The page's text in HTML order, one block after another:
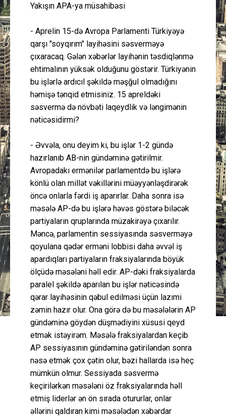
Yakışın APA-ya müsahibəsi
- Aprelin 15-də Avropa Parlamenti Türkiyəyə
qarşı "soyqırım" layihəsini səsverməyə
çıxaracaq. Gələn xəbərlər layihənin təsdiqlənmə
ehtimalının yüksək olduğunu göstərir. Türkiyənin
bu işlərlə ardıcıl şəkildə məşğul olmadığını
həmişə tənqid etmisiniz. 15 apreldəki
səsvermə də növbəti laqeydlik və ləngimənin
nəticəsidirmi?
- Əvvəla, onu deyim ki, bu işlər 1-2 gündə
hazırlanıb AB-nin gündəminə gətirilmir.
Avropadakı ermənilər parlamentdə bu işlərə
könlü olan millət vəkillərini müəyyənləşdirərək
öncə onlarla fərdi iş aparırlar. Daha sonra isə
məsələ AP-də bu işlərə həvəs göstərə biləcək
partiyaların qruplarında müzakirəyə çıxarılır.
Məncə, parlamentin sessiyasında səsverməyə
qoyulana qədər erməni lobbisi daha əvvəl iş
apardıqları partiyaların fraksiyalarında böyük
ölçüdə məsələni həll edir. AP-dəki fraksiyalarda
paralel şəkildə aparılan bu işlər nəticəsində
qərar layihəsinin qəbul edilməsi üçün lazımi
zəmin hazır olur. Ona görə də bu məsələlərin AP
gündəminə göydən düşmədiyini xüsusi qeyd
etmək istəyirəm. Məsələ fraksiyalardan keçib
AP sessiyasının gündəminə gətiriləndən sonra
nəsə etmək çox çətin olur, bəzi hallarda isə heç
mümkün olmur. Sessiyada səsvermə
keçirilərkən məsələni öz fraksiyalarında həll
etmiş liderlər ən ön sırada otururlar, onlar
əllərini qaldıran kimi məsələdən xəbərdar